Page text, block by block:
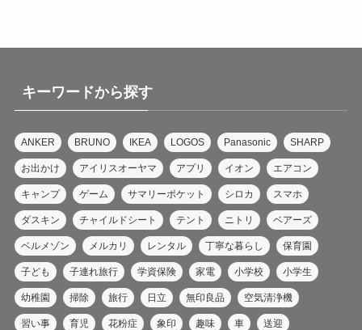
キーワードから探す
ANKER BRUNO IKEA LOGOS Panasonic SHARP
お出かけ アイリスオーヤマ アプリ イオン エアコン
キャンプ ゲーム サマリーポケット シロカ スマホ
ダスキン チャイルドシート テント ニトリ ベアーズ
ベルメゾン メルカリ レンタル 丁寧な暮らし 保育園
子ども 子連れ旅行 学資保険 家電 小学校 小学生
幼稚園 掃除 旅行 日立 無印良品 空気清浄機
習い事 育児 花粉症 象印 趣味 車 送迎